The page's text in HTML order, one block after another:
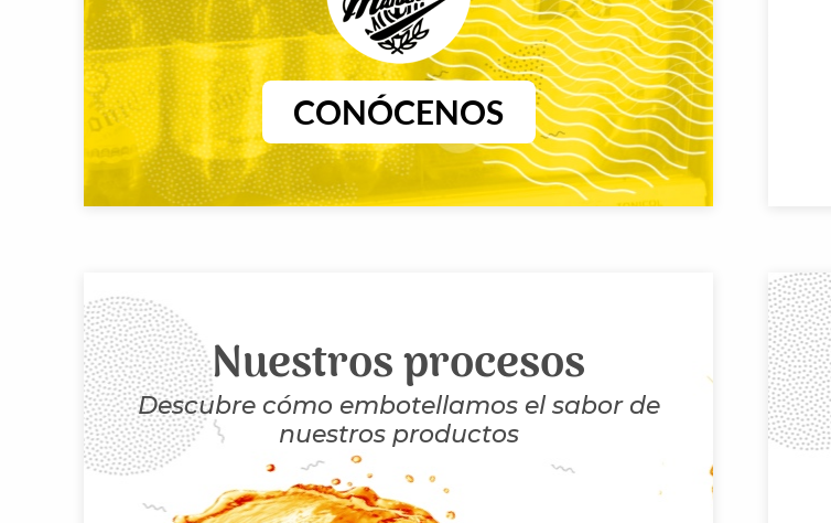
CONÓCENOS
Nuestros procesos
Descubre cómo embotellamos el sabor de
nuestros productos